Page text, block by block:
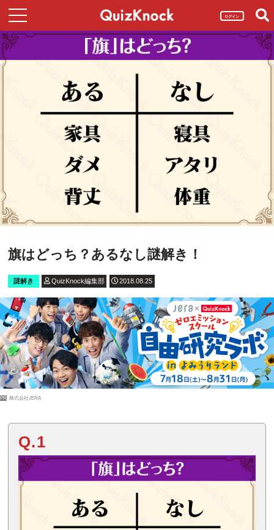
ログイン
旗はどっち？あるなし謎解き！
謎解き QuizKnock編集部 2018.08.25
PR 株式会社JERA
Q.1